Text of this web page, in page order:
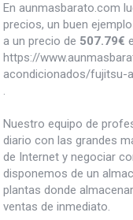
En aunmasbarato.com
precios, un buen
a un precio de 507.79€
https://
acondicionados/fujitsu-
.
Nuestro equipo de
diario con las grandes
de Internet y negociar
disponemos de un
plantas donde
ventas de inmediato.